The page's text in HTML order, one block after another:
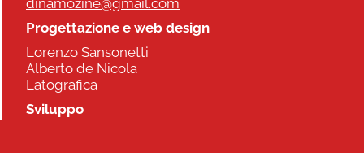
Progettazione e web design
Lorenzo Sansonetti
Alberto de Nicola
Latografica
Sviluppo